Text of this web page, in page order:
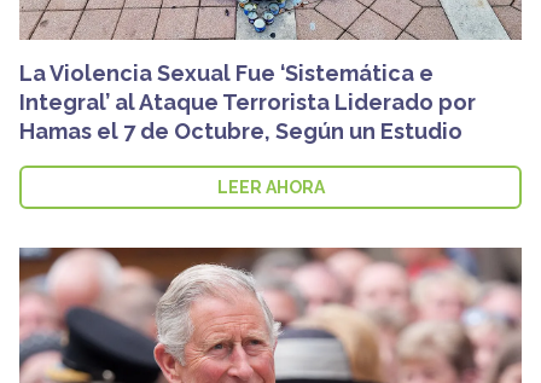
La Violencia Sexual Fue ‘Sistemática e
Integral’ al Ataque Terrorista Liderado por
Hamas el 7 de Octubre, Según un Estudio
LEER AHORA